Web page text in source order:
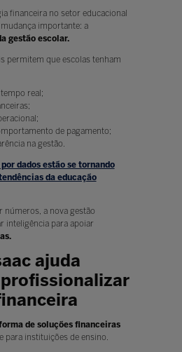
financeira no setor educacional
importante: a
gestão escolar.
permitem que escolas tenham
real;
de pagamento;
na gestão.
dados estão se tornando
da educação
números, a nova gestão
inteligência para apoiar
ajuda
de soluções financeiras
para instituições de ensino.